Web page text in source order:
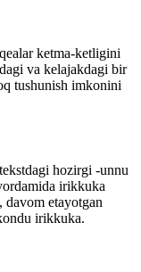
ketma-ketligini
va kelajakdagi bir
tushunish imkonini
hozirgi -unnu
irikkuka
davom etayotgan
irikkuka.